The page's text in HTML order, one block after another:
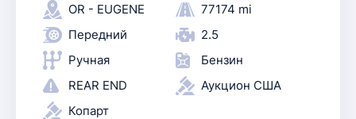
OR - EUGENE
77174 mi
Передний
2.5
Ручная
Бензин
REAR END
Аукцион США
Копарт